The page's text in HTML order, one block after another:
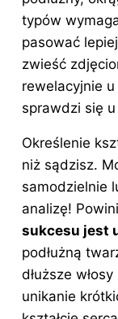
typów
pasować
zwieść
rewelacyjnie
sprawdzi się
Określenie
niż sądzisz.
samodzielnie
analizę!
sukcesu jest
podłużną
dłuższe
unikanie